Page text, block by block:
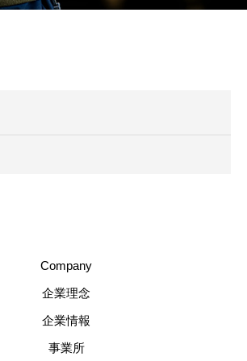
Company
企業理念
企業情報
事業所